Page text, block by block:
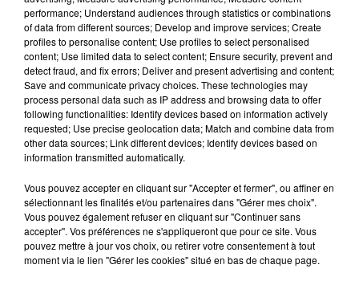
DAVID GUETTA & ALPHAVILLE & AVA
MAX
Forever Young
MANON LISA
Le Petit Pecheur
performance; Understand audiences through statistics or combinations
of data from different sources; Develop and improve services; Create
profiles to personalise content; Use profiles to select personalised
content; Use limited data to select content; Ensure security, prevent and
detect fraud, and fix errors; Deliver and present advertising and content;
Save and communicate privacy choices. These technologies may
process personal data such as IP address and browsing data to offer
following functionalities: Identify devices based on information actively
requested; Use precise geolocation data; Match and combine data from
other data sources; Link different devices; Identify devices based on
information transmitted automatically.
Vous pouvez accepter en cliquant sur "Accepter et fermer", ou affiner en
sélectionnant les finalités et/ou partenaires dans "Gérer mes choix".
Vous pouvez également refuser en cliquant sur "Continuer sans
accepter". Vos préférences ne s'appliqueront que pour ce site. Vous
pouvez mettre à jour vos choix, ou retirer votre consentement à tout
moment via le lien "Gérer les cookies" situé en bas de chaque page.